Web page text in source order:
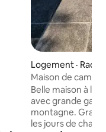
Logement · Raco
Maison de
Belle maison à la
avec grande
montagne.
les jours de